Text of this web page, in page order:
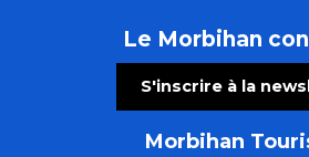
Le Morbihan
S'inscrire à la
Morbihan